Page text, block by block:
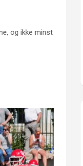
og ikke minst